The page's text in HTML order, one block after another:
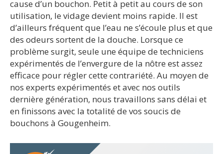
cause d’un bouchon. Petit à petit au cours de son
utilisation, le vidage devient moins rapide. Il est
d’ailleurs fréquent que l’eau ne s’écoule plus et que
des odeurs sortent de la douche. Lorsque ce
problème surgit, seule une équipe de techniciens
expérimentés de l’envergure de la nôtre est assez
efficace pour régler cette contrariété. Au moyen de
nos experts expérimentés et avec nos outils
dernière génération, nous travaillons sans délai et
en finissons avec la totalité de vos soucis de
bouchons à Gougenheim.